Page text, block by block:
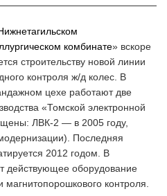
комбинате» вскоре
строительству новой линии
контроля ж/д колес. В
цехе работают две
«Томской электронной
ЛВК-2 — в 2005 году,
Последняя
2012 годом. В
действующее оборудование
контроля.